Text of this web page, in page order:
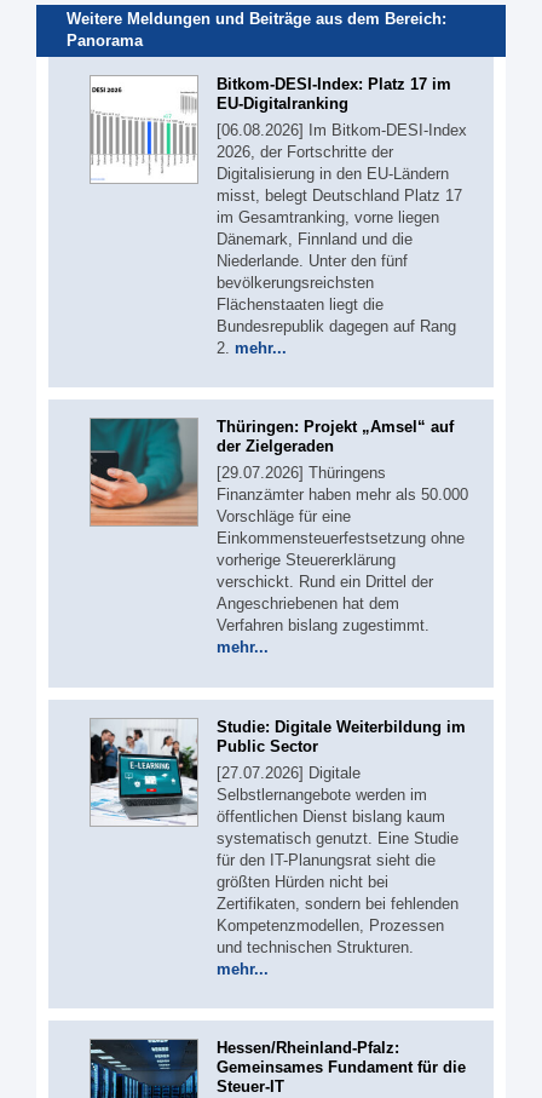
Weitere Meldungen und Beiträge aus dem Bereich:
Panorama
Bitkom-DESI-Index: Platz 17 im
EU-Digitalranking
[06.08.2026] Im Bitkom-DESI-Index
2026, der Fortschritte der
Digitalisierung in den EU-Ländern
misst, belegt Deutschland Platz 17
im Gesamtranking, vorne liegen
Dänemark, Finnland und die
Niederlande. Unter den fünf
bevölkerungsreichsten
Flächenstaaten liegt die
Bundesrepublik dagegen auf Rang
2. mehr...
Thüringen: Projekt „Amsel“ auf
der Zielgeraden
[29.07.2026] Thüringens
Finanzämter haben mehr als 50.000
Vorschläge für eine
Einkommensteuerfestsetzung ohne
vorherige Steuererklärung
verschickt. Rund ein Drittel der
Angeschriebenen hat dem
Verfahren bislang zugestimmt.
mehr...
Studie: Digitale Weiterbildung im
Public Sector
[27.07.2026] Digitale
Selbstlernangebote werden im
öffentlichen Dienst bislang kaum
systematisch genutzt. Eine Studie
für den IT-Planungsrat sieht die
größten Hürden nicht bei
Zertifikaten, sondern bei fehlenden
Kompetenzmodellen, Prozessen
und technischen Strukturen.
mehr...
Hessen/Rheinland-Pfalz:
Gemeinsames Fundament für die
Steuer-IT